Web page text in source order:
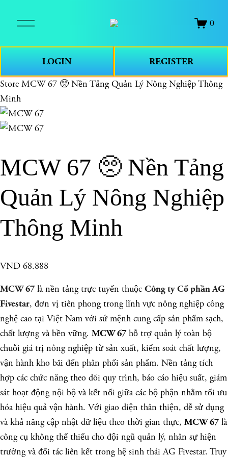
O
e
e
n
0
LOGIN REGISTER
Store MCW 67 🥺 Nền Tảng Quản Lý Nông Nghiệp Thông
Minh
MCW 67 🥺 Nền Tảng
Quản Lý Nông Nghiệp
Thông Minh
VND 68.888
MCW 67là nền tảng trực tuyến thuộc Công ty Cổ phần AG
Fivestar, đơn vị tiên phong trong lĩnh vực nông nghiệp công
nghệ cao tại Việt Nam với sứ mệnh cung cấp sản phẩm sạch,
chất lượng và bền vững. MCW 67hỗ trợ quản lý toàn bộ
chuỗi giá trị nông nghiệp từ sản xuất, kiểm soát chất lượng,
vận hành kho bãi đến phân phối sản phẩm. Nền tảng tích
hợp các chức năng theo dõi quy trình, báo cáo hiệu suất, giám
sát hoạt động nội bộ và kết nối giữa các bộ phận nhằm tối ưu
hóa hiệu quả vận hành. Với giao diện thân thiện, dễ sử dụng
và khả năng cập nhật dữ liệu theo thời gian thực, MCW 67là
công cụ không thể thiếu cho đội ngũ quản lý, nhân sự hiện
trường và đối tác liên kết trong hệ sinh thái AG Fivestar. Truy